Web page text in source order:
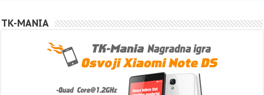
TK-MANIA